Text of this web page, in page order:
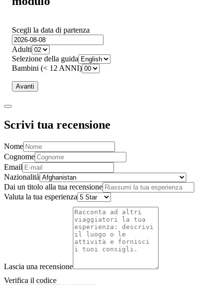
Scegli la data di partenza
Adulti
Selezione della guida
Bambini (< 12 ANNI)
Avanti
Scrivi tua recensione
Nome
Cognome
Email
Nazionalità
Dai un titolo alla tua recensione
Valuta la tua esperienza
Lascia una recensione
Verifica il codice